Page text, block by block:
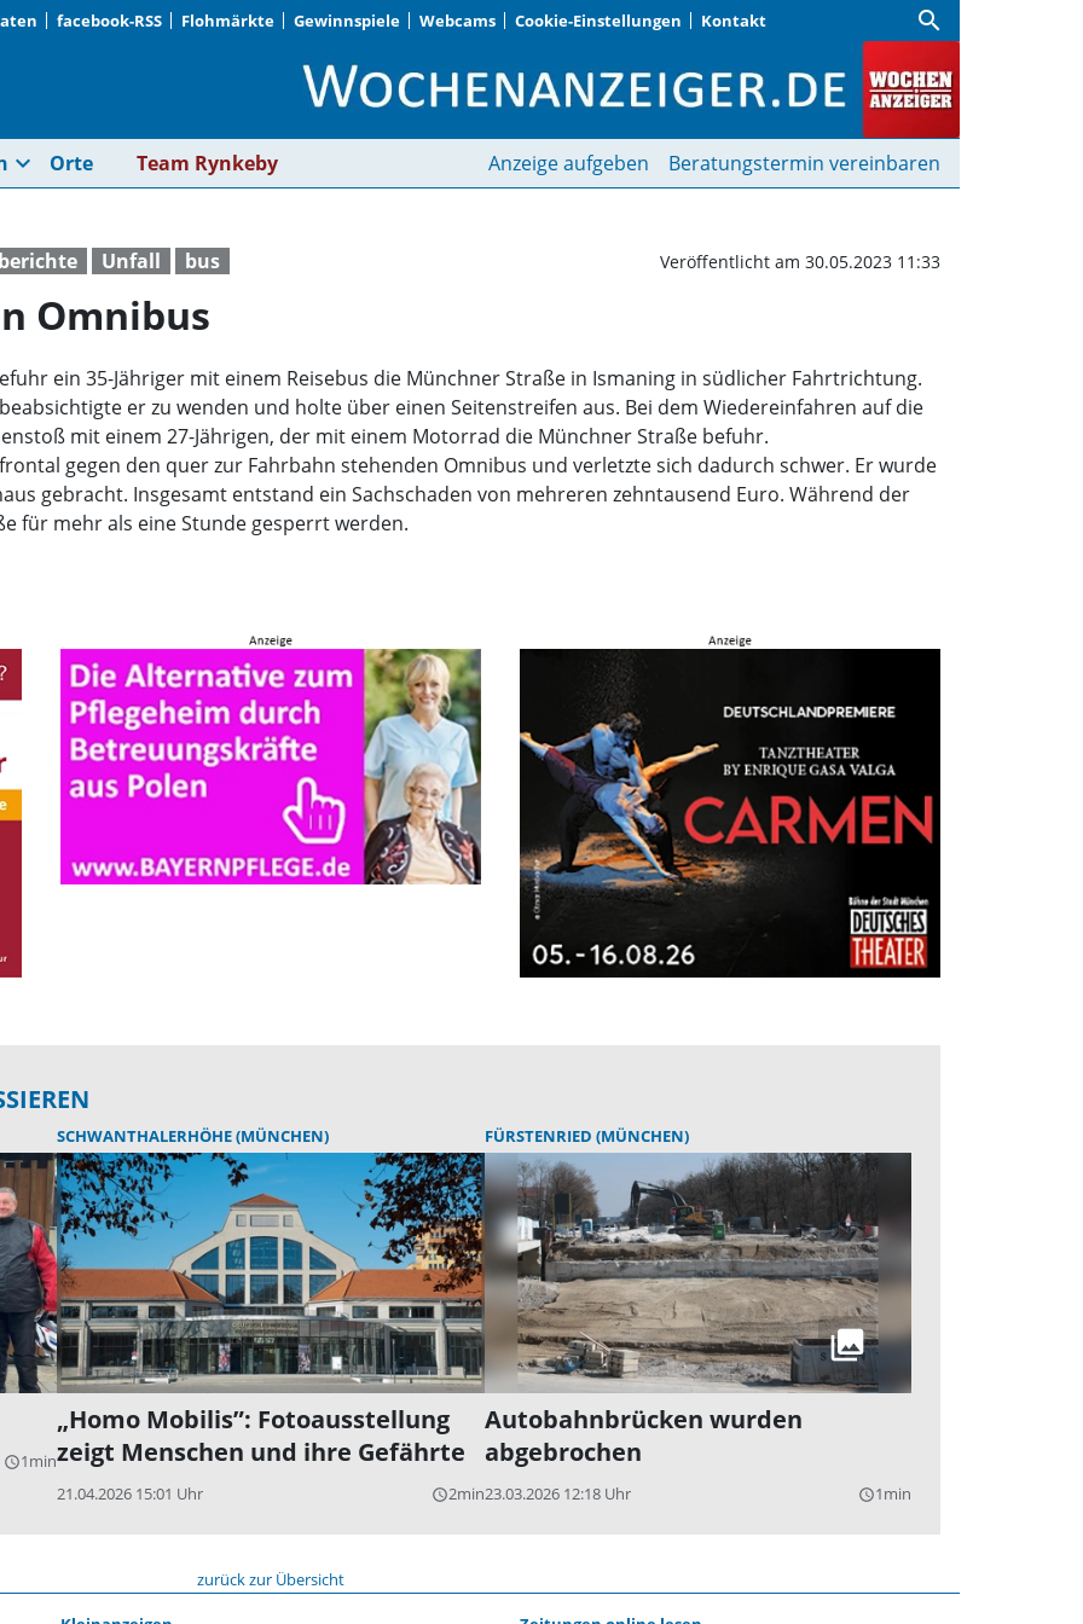
facebook-RSS Flohmärkte Gewinnspiele Webcams Cookie-Einstellungen Kontakt search
Motorrad prallt gegen Omnibus |
expand_more Orte Team Rynkeby Anzeige aufgeben Beratungstermin vereinbaren
Unfall bus Veröffentlicht am 30.05.2023 11:33
Omnibus
ein 35-Jähriger mit einem Reisebus die Münchner Straße in Ismaning in südlicher Fahrtrichtung.
er zu wenden und holte über einen Seitenstreifen aus. Bei dem Wiedereinfahren auf die
mit einem 27-Jährigen, der mit einem Motorrad die Münchner Straße befuhr.
gegen den quer zur Fahrbahn stehenden Omnibus und verletzte sich dadurch schwer. Er wurde
gebracht. Insgesamt entstand ein Sachschaden von mehreren zehntausend Euro. Während der
für mehr als eine Stunde gesperrt werden.
query_builder1min
SCHWANTHALERHÖHE (MÜNCHEN)
„Homo Mobilis”: Fotoausstellung
zeigt Menschen und ihre Gefährte
21.04.2026 15:01 Uhr query_builder2min
FÜRSTENRIED (MÜNCHEN)
Autobahnbrücken wurden
abgebrochen
23.03.2026 12:18 Uhr query_builder1min
zurück zur Übersicht